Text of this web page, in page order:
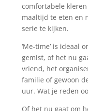
comfortabele
maaltijd te eten en
serie te kijken.
‘Me-time’ is ideaal
gemist, of het nu
vriend, het
familie of gewoon
uur. Wat je reden
Of het nu gaat om